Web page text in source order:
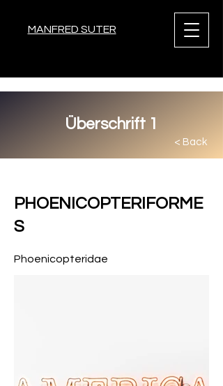
MANFRED SUTER
Überschrift 1
< Back
PHOENICOPTERIFORME
S
Phoenicopteridae